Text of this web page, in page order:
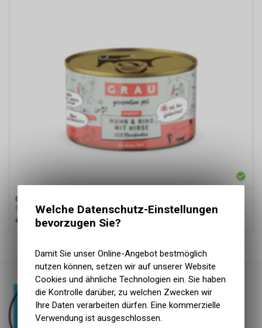
Grau
68% Fleischanteil
4.10 CHF
Welche Datenschutz-Einstellungen
bevorzugen Sie?
Damit Sie unser Online-Angebot bestmöglich
nutzen können, setzen wir auf unserer Website
Cookies und ähnliche Technologien ein. Sie haben
die Kontrolle darüber, zu welchen Zwecken wir
Ihre Daten verarbeiten dürfen. Eine kommerzielle
Verwendung ist ausgeschlossen.